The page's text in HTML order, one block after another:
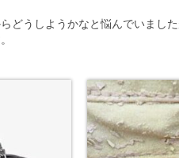
どうしようかなと悩んでいまし